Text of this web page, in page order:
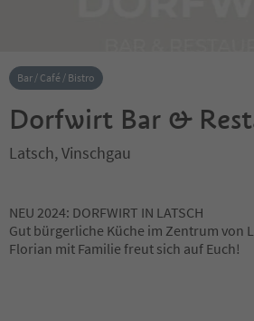
Bar / Café / Bistro
Dorfwirt Bar &
Latsch, Vinschgau
NEU 2024: DORFWIRT IN LATSCH
Gut bürgerliche Küche im Zentrum von
Florian mit Familie freut sich auf Euch!